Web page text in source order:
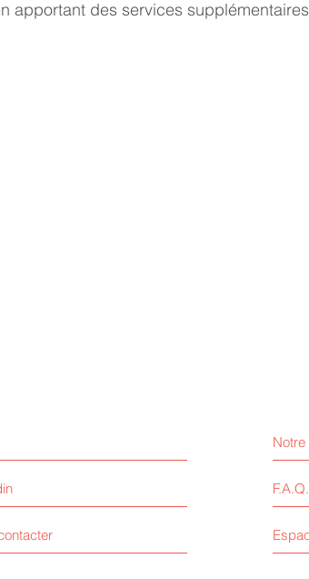
apportant des services
F.A.Q.